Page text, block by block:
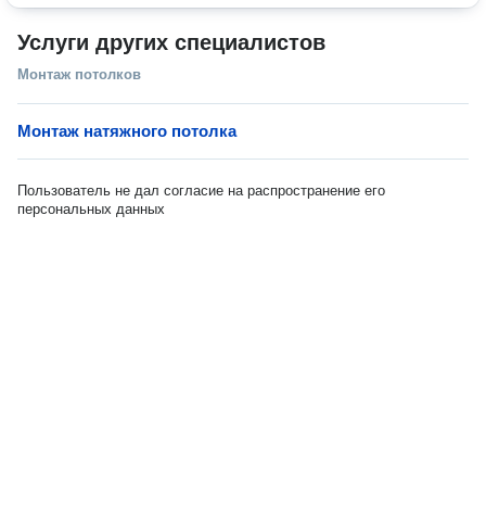
Услуги других специалистов
Монтаж потолков
Монтаж натяжного потолка
Пользователь не дал согласие на распространение его
персональных данных